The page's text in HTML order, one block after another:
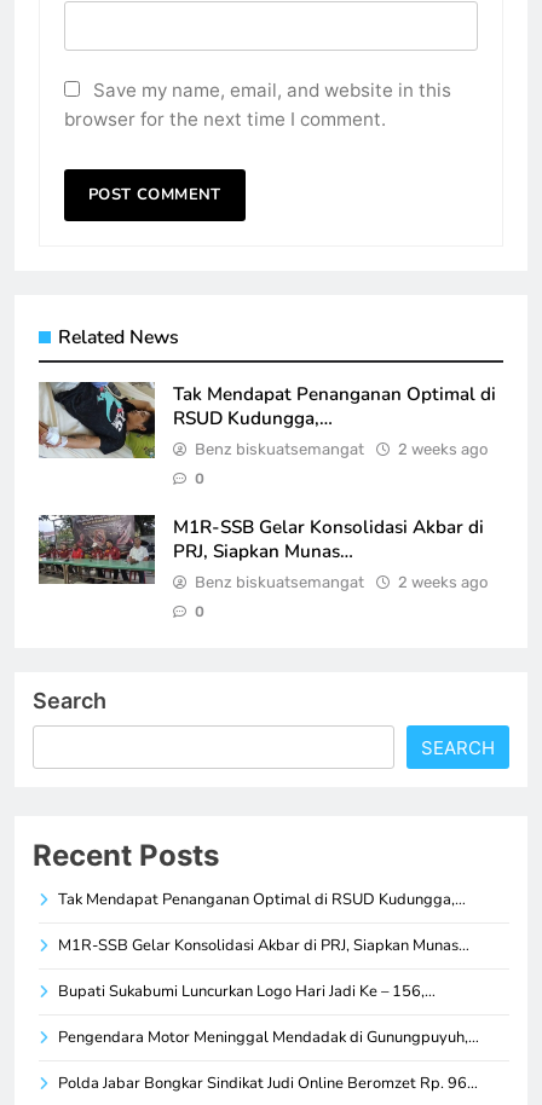
Save my name, email, and website in this
browser for the next time I comment.
Related News
Tak Mendapat Penanganan Optimal di
RSUD Kudungga,…
Benz biskuatsemangat 2 weeks ago
0
M1R-SSB Gelar Konsolidasi Akbar di
PRJ, Siapkan Munas…
Benz biskuatsemangat 2 weeks ago
0
Search
SEARCH
Recent Posts
Tak Mendapat Penanganan Optimal di RSUD Kudungga,…
M1R-SSB Gelar Konsolidasi Akbar di PRJ, Siapkan Munas…
Bupati Sukabumi Luncurkan Logo Hari Jadi Ke – 156,…
Pengendara Motor Meninggal Mendadak di Gunungpuyuh,…
Polda Jabar Bongkar Sindikat Judi Online Beromzet Rp. 96…